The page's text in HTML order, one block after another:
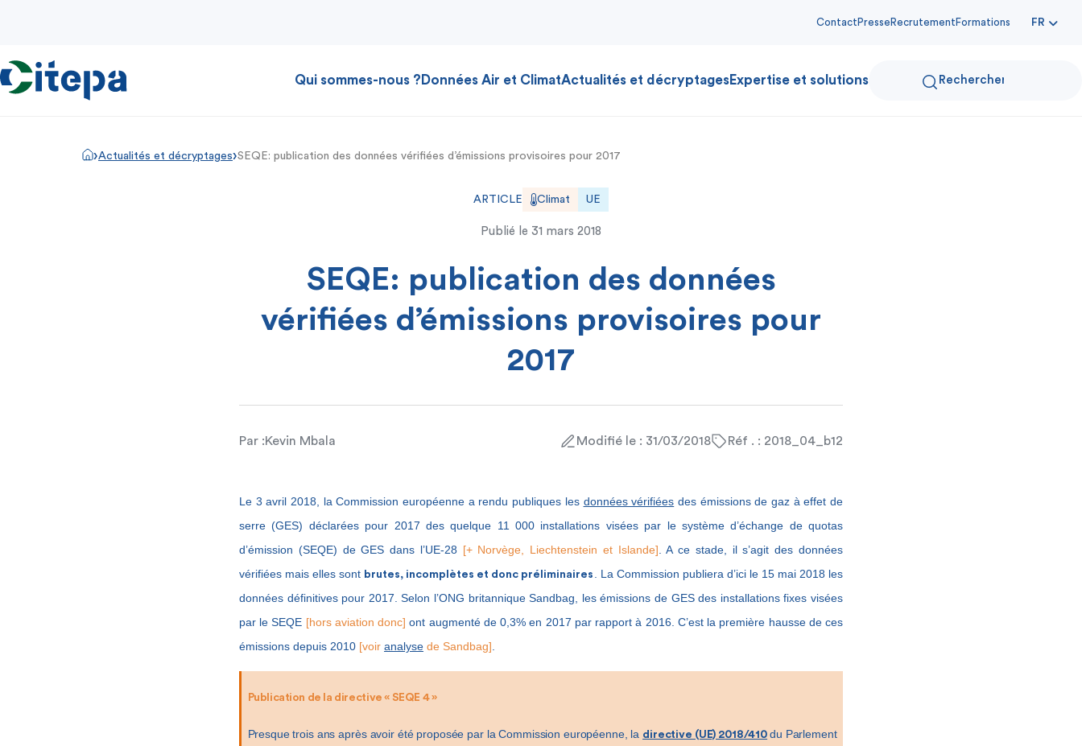
Contact Presse Recrutement Formations FR
Qui sommes-nous ? Données Air et ClimatActualités et décryptagesExpertise et solutions
›Actualités et décryptages›SEQE: publication des données vérifiées d’émissions provisoires pour 2017
ARTICLE Climat UE
Publié le 31 mars 2018
SEQE: publication des données
vérifiées d’émissions provisoires pour
2017
Par :Kevin Mbala Modifié le : 31/03/2018 Réf . : 2018_04_b12
Le 3 avril 2018, la Commission européenne a rendu publiques les données vérifiées des émissions de gaz à effet de
serre (GES) déclarées pour 2017 des quelque 11 000 installations visées par le système d’échange de quotas
d’émission (SEQE) de GES dans l’UE-28 [+ Norvège, Liechtenstein et Islande] . A ce stade, il s’agit des données
vérifiées mais elles sont brutes, incomplètes et donc préliminaires
. La Commission publiera d’ici le 15 mai 2018 les
données définitives pour 2017. Selon l’ONG britannique Sandbag, les émissions de GES des installations fixes visées
par le SEQE [hors aviation donc]ont augmenté de 0,3% en 2017 par rapport à 2016. C’est la première hausse de ces
émissions depuis 2010 [voir analyse de Sandbag]
Publication de la directive « SEQE 4 »
Presque trois ans après avoir été proposée par la Commission européenne, la directive (UE) 2018/410 du Parlement